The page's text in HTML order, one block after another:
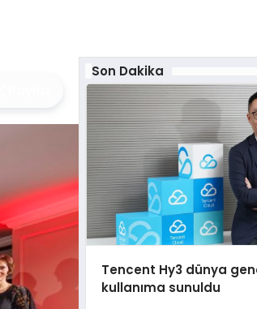
Son Dakika
Tencent Hy3 dünya
kullanıma sunuldu